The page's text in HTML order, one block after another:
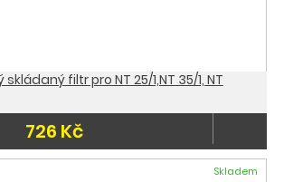
filtr pro NT 25/1,NT 35/1, NT
726 Kč
Skladem